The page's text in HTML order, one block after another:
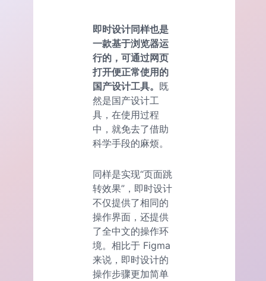
即时设计同样也是
一款基于浏览器运
行的，可通过网页
打开便正常使用的
国产设计工具。 既
然是国产设计工
具，在使用过程
中，就免去了借助
科学手段的麻烦。
同样是实现“页面跳
转效果”，即时设计
不仅提供了相同的
操作界面，还提供
了全中文的操作环
境。相比于 Figma
来说，即时设计的
操作步骤更加简单